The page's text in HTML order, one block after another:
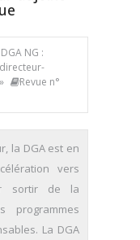
NG :
Revue n°
la DGA est en
vers
sortir de la
programmes
La DGA